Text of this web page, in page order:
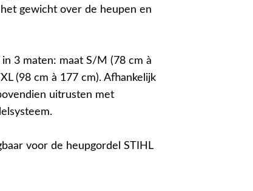
gewicht over de heupen en
3 maten: maat S/M (78 cm à
(98 cm à 177 cm). Afhankelijk
uitrusten met
voor de heupgordel STIHL